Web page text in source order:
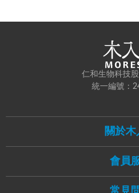
仁和生物科技
統一編號：
關於木
會員